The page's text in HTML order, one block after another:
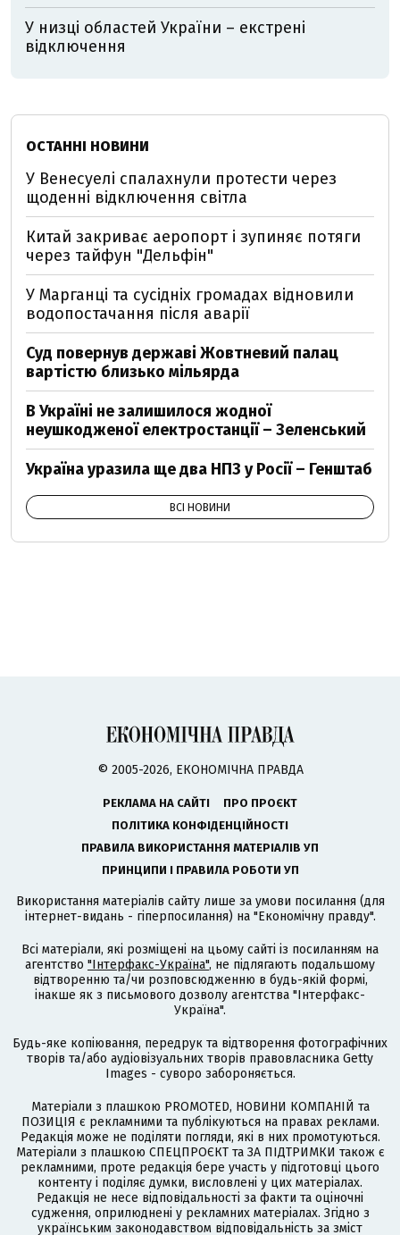
У низці областей України – екстрені
відключення
ОСТАННІ НОВИНИ
У Венесуелі спалахнули протести через
щоденні відключення світла
Китай закриває аеропорт і зупиняє потяги
через тайфун "Дельфін"
У Марганці та сусідніх громадах відновили
водопостачання після аварії
Суд повернув державі Жовтневий палац
вартістю близько мільярда
В Україні не залишилося жодної
неушкодженої електростанції – Зеленський
Україна уразила ще два НПЗ у Росії – Генштаб
ВСІ НОВИНИ
© 2005-2026, ЕКОНОМІЧНА ПРАВДА
РЕКЛАМА НА САЙТІ
ПРО ПРОЄКТ
ПОЛІТИКА КОНФІДЕНЦІЙНОСТІ
ПРАВИЛА ВИКОРИСТАННЯ МАТЕРІАЛІВ УП
ПРИНЦИПИ І ПРАВИЛА РОБОТИ УП
Використання матеріалів сайту лише за умови посилання (для
інтернет-видань - гіперпосилання) на "Економічну правду".
Всі матеріали, які розміщені на цьому сайті із посиланням на
агентство "Інтерфакс-Україна", не підлягають подальшому
відтворенню та/чи розповсюдженню в будь-якій формі,
інакше як з письмового дозволу агентства "Інтерфакс-
Україна".
Будь-яке копіювання, передрук та відтворення фотографічних
творів та/або аудіовізуальних творів правовласника Getty
Images - суворо забороняється.
Матеріали з плашкою PROMOTED, НОВИНИ КОМПАНІЙ та
ПОЗИЦІЯ є рекламними та публікуються на правах реклами.
Редакція може не поділяти погляди, які в них промотуються.
Матеріали з плашкою СПЕЦПРОЄКТ та ЗА ПІДТРИМКИ також є
рекламними, проте редакція бере участь у підготовці цього
контенту і поділяє думки, висловлені у цих матеріалах.
Редакція не несе відповідальності за факти та оціночні
судження, оприлюднені у рекламних матеріалах. Згідно з
українським законодавством відповідальність за зміст